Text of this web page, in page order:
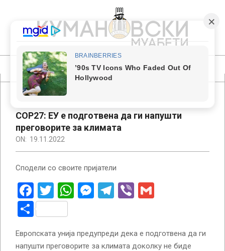
content
КУМАНОВСКИ
МУАБЕТИ
Primary
Navigation
COP27: ЕУ е подготвена да ги напушти
преговорите за климата
ON: 19.11.2022
Сподели со своите пријатели
Facebook
Twitter
WhatsApp
Messenger
Telegram
Viber
Share
Европската унија предупреди дека е подготвена да ги
напушти преговорите за климата доколку не биде